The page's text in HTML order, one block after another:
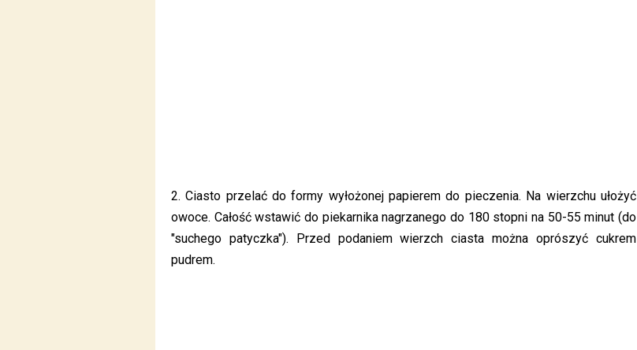
2. Ciasto przelać do formy wyłożonej papierem do pieczenia. Na wierzchu ułożyć
owoce. Całość wstawić do piekarnika nagrzanego do 180 stopni na 50-55 minut (do
"suchego patyczka"). Przed podaniem wierzch ciasta można oprószyć cukrem
pudrem.